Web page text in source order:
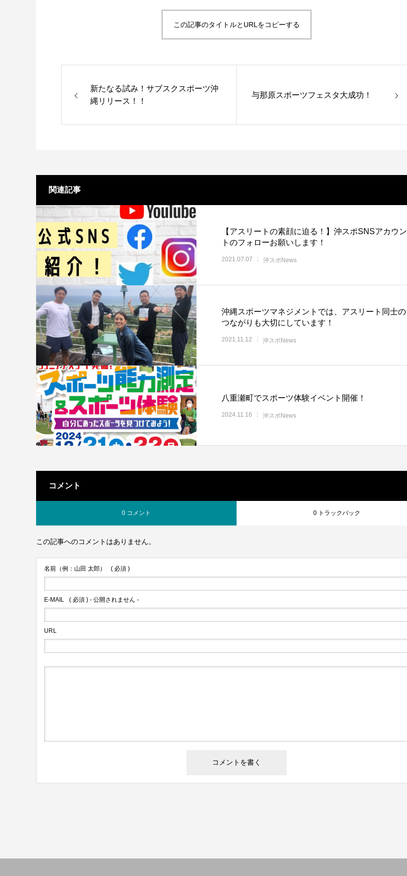
この記事のタイトルとURLをコピーする
新たなる試み！サブスクスポーツ沖
縄リリース！！
与那原スポーツフェスタ大成功！
関連記事
【アスリートの素顔に迫る！】沖スポSNSアカウン
トのフォローお願いします！
2021.07.07 沖スポNews
沖縄スポーツマネジメントでは、アスリート同士の
つながりも大切にしています！
2021.11.12 沖スポNews
八重瀬町でスポーツ体験イベント開催！
2024.11.16 沖スポNews
コメント
0 コメント 0 トラックバック
この記事へのコメントはありません。
名前（例：山田 太郎） ( 必須 )
E-MAIL ( 必須 ) - 公開されません -
URL